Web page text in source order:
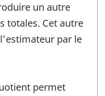
un autre
totales. Cet autre
par le
permet